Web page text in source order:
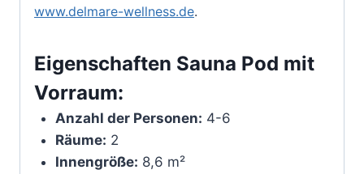
www.delmare-wellness.de.
Eigenschaften Sauna Pod mit
Vorraum:
Anzahl der Personen: 4-6
Räume: 2
Innengröße: 8,6 m²